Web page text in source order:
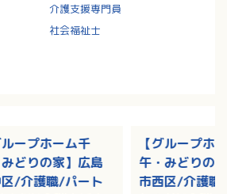
介護支援専門員
社会福祉士
ループホーム千
どりの家】広島
/介護職/パート
【グループホ
午・みどりの
市西区/介護職